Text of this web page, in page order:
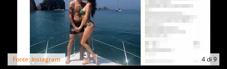
4di 9
Fonte: Instagram